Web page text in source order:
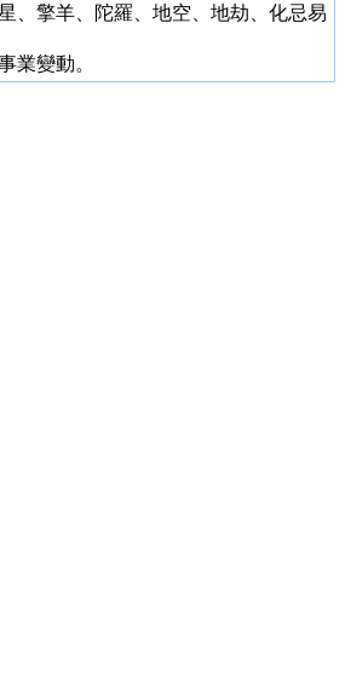
、擎羊、陀羅、地空、地劫、化忌易
業變動。